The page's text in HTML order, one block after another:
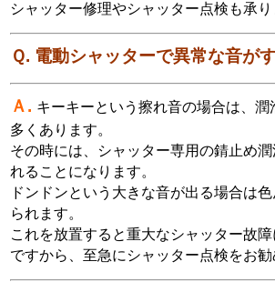
シャッター修理やシャッター点検も承り
Ｑ. 電動シャッターで異常な音が
Ａ. キーキーという擦れ音の場合は、潤
多くあります。
その時には、シャッター専用の錆止め
れることになります。
ドンドンという大きな音が出る場合は
られます。
これを放置すると重大なシャッター故
ですから、至急にシャッター点検をお勧